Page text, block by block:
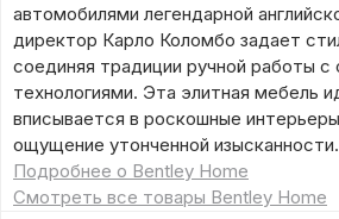
автомобилями легендарной
директор Карло Коломбо задает
соединяя традиции ручной работы
технологиями. Эта элитная мебель
вписывается в роскошные
ощущение утонченной изысканности.
Подробнее о Bentley Home
Смотреть все товары Bentley Home